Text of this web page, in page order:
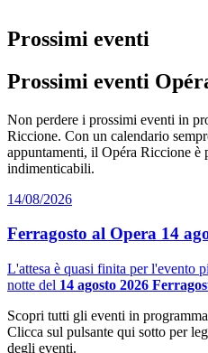
Prossimi eventi
Prossimi eventi
Non perdere i prossimi eventi in
Riccione. Con un calendario
appuntamenti, il Opéra Riccione è
indimenticabili.
14/08/2026
Ferragosto al Opera 14
L'attesa è quasi finita per l'evento
notte del 14 agosto 2026
Scopri tutti gli eventi in
Clicca sul pulsante qui sotto per
degli eventi.